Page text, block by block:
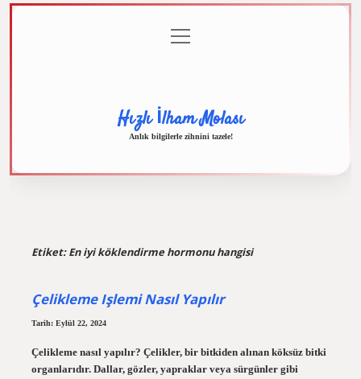
menüyü
aç
Hızlı İlham Molası
Anlık bilgilerle zihnini tazele!
Etiket:En iyi köklendirme hormonu hangisi
Çelikleme Işlemi Nasıl Yapılır
Tarih: Eylül 22, 2024
Çelikleme nasıl yapılır? Çelikler, bir bitkiden alınan köksüz bitki
organlarıdır. Dallar, gözler, yapraklar veya sürgünler gibi